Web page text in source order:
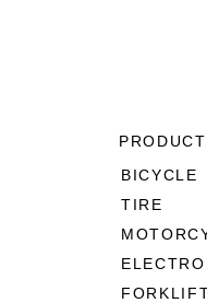
BICYCLE
TIRE